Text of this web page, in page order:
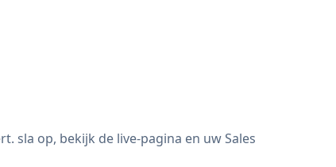
sla op, bekijk de live-pagina en uw Sales